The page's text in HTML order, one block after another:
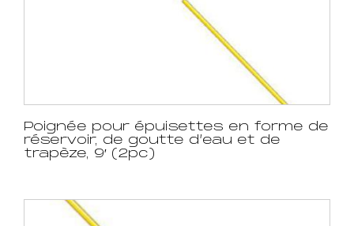
Poignée pour épuisettes en forme de
réservoir, de goutte d’eau et de
trapèze, 9′ (2pc)